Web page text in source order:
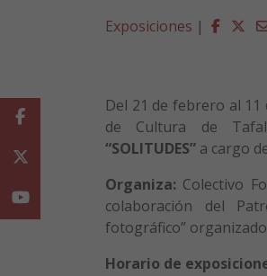
Exposiciones |
Del 21 de febrero al 11
de Cultura de
“SOLITUDES” a cargo
Organiza: Colectivo
colaboración del
fotográfico”
Horario de
Facebook
Youtube